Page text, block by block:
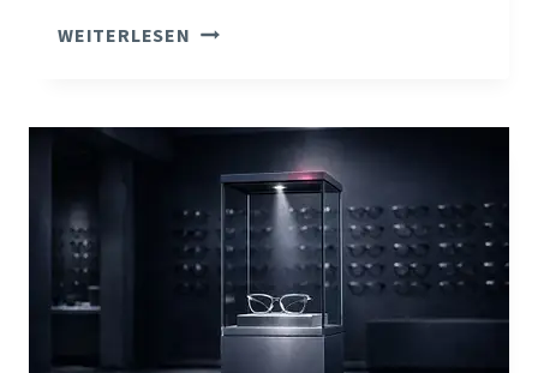
WEITERLESEN CHATGPT
U Ü
NDEPENDENT E
YEWEAR?